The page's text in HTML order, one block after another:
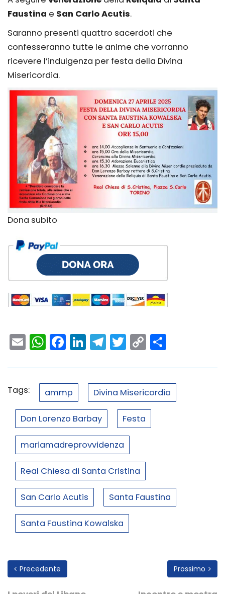
Faustina e San Carlo Acutis.
Saranno presenti quattro sacerdoti che
confesseranno tutte le anime che vorranno
ricevere l’indulgenza per festa della Divina
Misericordia.
Dona subito
EmailWhatsApp
Facebook
LinkedIn
Telegram
Twitter
Copy
Tags: ammp Divina Misericordia
Don Lorenzo Barbay Festa
mariamadreprovvidenza
Real Chiesa di Santa Cristina
San Carlo Acutis Santa Faustina
Santa Faustina Kowalska
Precedente Prossimo